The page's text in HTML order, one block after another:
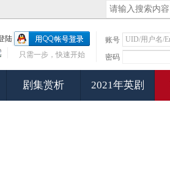
账号
密码
只需一步，快速开始
剧集赏析 2021年英剧